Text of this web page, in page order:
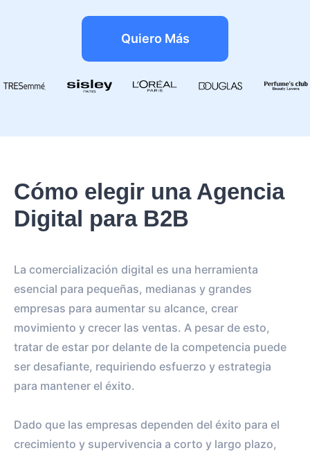
Quiero Más
Cómo elegir una Agencia
Digital para B2B
La comercialización digital es una herramienta
esencial para pequeñas, medianas y grandes
empresas para aumentar su alcance, crear
movimiento y crecer las ventas. A pesar de esto,
tratar de estar por delante de la competencia puede
ser desafiante, requiriendo esfuerzo y estrategia
para mantener el éxito.
Dado que las empresas dependen del éxito para el
crecimiento y supervivencia a corto y largo plazo,